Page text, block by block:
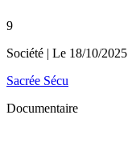
9
Société | Le 18/10/2025
Sacrée Sécu
Documentaire